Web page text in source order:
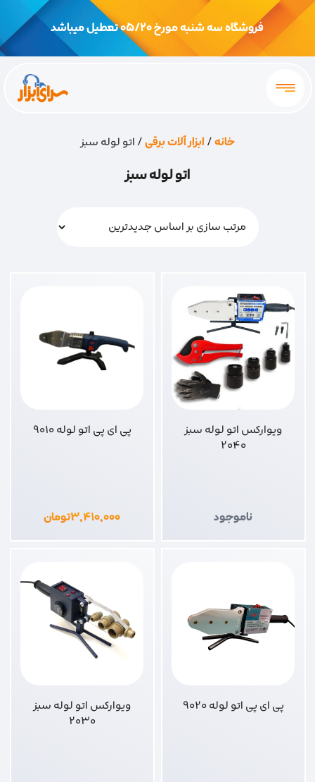
فروشگاه سه شنبه مورخ 05/20 تعطیل میباشد
خانه/ابزار آلات برقی/ اتو لوله سبز
اتو لوله سبز
ویوارکس اتو لوله سبز
2040
ناموجود
پی ای پی اتو لوله 9010
۳,۴۱۰,۰۰۰تومان
پی ای پی اتو لوله 9020
ویوارکس اتو لوله سبز
2030